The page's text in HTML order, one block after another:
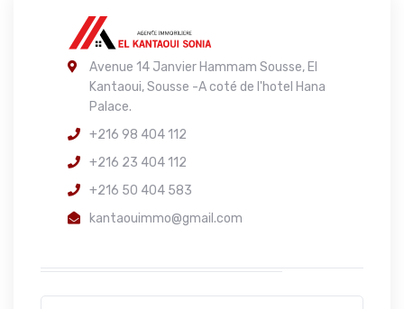
Avenue 14 Janvier Hammam Sousse, El
Kantaoui, Sousse -A coté de l'hotel Hana
Palace.
+216 98 404 112
+216 23 404 112
+216 50 404 583
kantaouimmo@gmail.com